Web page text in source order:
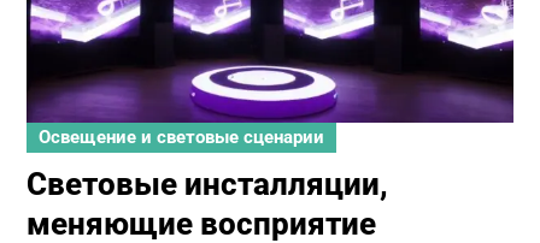
Освещение и световые сценарии
Световые инсталляции,
меняющие восприятие